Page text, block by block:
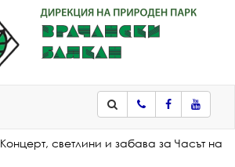
ТелефонFacebook
Концерт, светлини и забава за Часът на